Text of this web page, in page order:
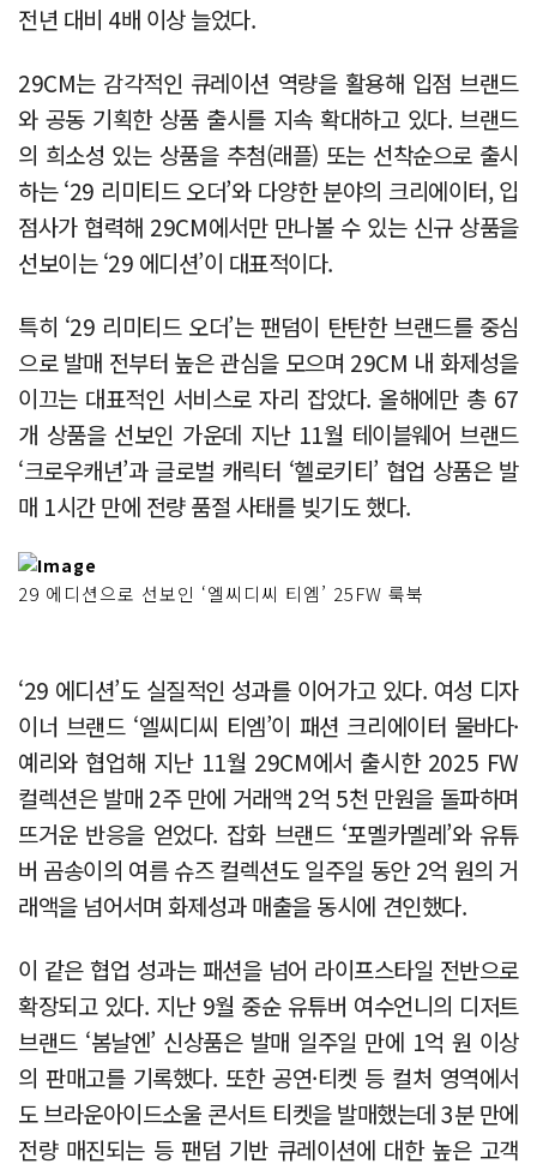
전년 대비 4배 이상 늘었다.
29CM는 감각적인 큐레이션 역량을 활용해 입점 브랜드
와 공동 기획한 상품 출시를 지속 확대하고 있다. 브랜드
의 희소성 있는 상품을 추첨(래플) 또는 선착순으로 출시
하는 ‘29 리미티드 오더’와 다양한 분야의 크리에이터, 입
점사가 협력해 29CM에서만 만나볼 수 있는 신규 상품을
선보이는 ‘29 에디션’이 대표적이다.
특히 ‘29 리미티드 오더’는 팬덤이 탄탄한 브랜드를 중심
으로 발매 전부터 높은 관심을 모으며 29CM 내 화제성을
이끄는 대표적인 서비스로 자리 잡았다. 올해에만 총 67
개 상품을 선보인 가운데 지난 11월 테이블웨어 브랜드
‘크로우캐년’과 글로벌 캐릭터 ‘헬로키티’ 협업 상품은 발
매 1시간 만에 전량 품절 사태를 빚기도 했다.
29 에디션으로 선보인 ‘엘씨디씨 티엠’ 25FW 룩북
‘29 에디션’도 실질적인 성과를 이어가고 있다. 여성 디자
이너 브랜드 ‘엘씨디씨 티엠’이 패션 크리에이터 물바다·
예리와 협업해 지난 11월 29CM에서 출시한 2025 FW
컬렉션은 발매 2주 만에 거래액 2억 5천 만원을 돌파하며
뜨거운 반응을 얻었다. 잡화 브랜드 ‘포멜카멜레’와 유튜
버 곰송이의 여름 슈즈 컬렉션도 일주일 동안 2억 원의 거
래액을 넘어서며 화제성과 매출을 동시에 견인했다.
이 같은 협업 성과는 패션을 넘어 라이프스타일 전반으로
확장되고 있다. 지난 9월 중순 유튜버 여수언니의 디저트
브랜드 ‘봄날엔’ 신상품은 발매 일주일 만에 1억 원 이상
의 판매고를 기록했다. 또한 공연·티켓 등 컬처 영역에서
도 브라운아이드소울 콘서트 티켓을 발매했는데 3분 만에
전량 매진되는 등 팬덤 기반 큐레이션에 대한 높은 고객